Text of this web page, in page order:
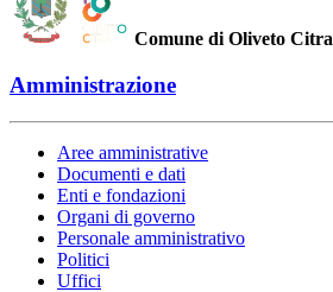
Comune di Oliveto Citra
Amministrazione
Aree amministrative
Documenti e dati
Enti e fondazioni
Organi di governo
Personale amministrativo
Politici
Uffici